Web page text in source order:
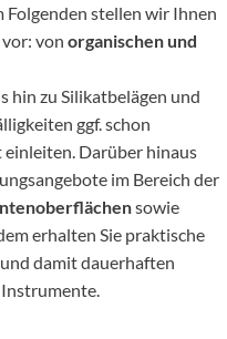
Folgenden stellen wir Ihnen
von organischen und
hin zu Silikatbelägen und
ggf. schon
Darüber hinaus
im Bereich der
sowie
erhalten Sie praktische
damit dauerhaften